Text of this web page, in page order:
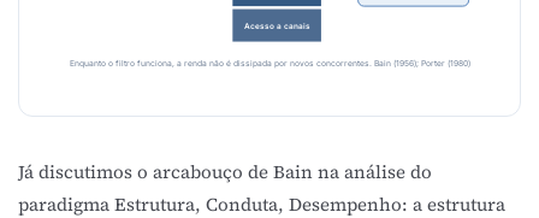
Acesso a canais
Enquanto o filtro funciona, a renda não é dissipada por novos concorrentes. Bain (1956); Porter (1980)
Já discutimos o arcabouço de Bain na análise do
paradigma Estrutura, Conduta, Desempenho: a estrutura